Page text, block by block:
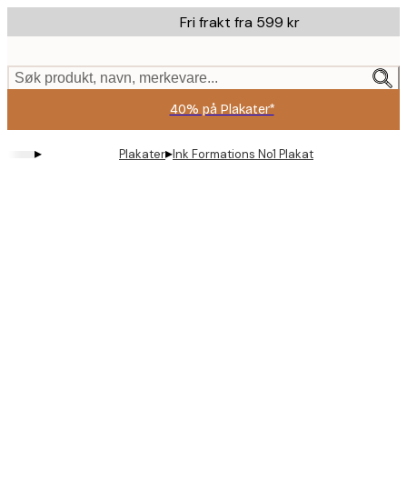
to
content.
Fri frakt fra 599 kr
Søk produkt, navn, merkevare...
40% på Plakater*
▸ Plakater▸Ink Formations No1 Plakat